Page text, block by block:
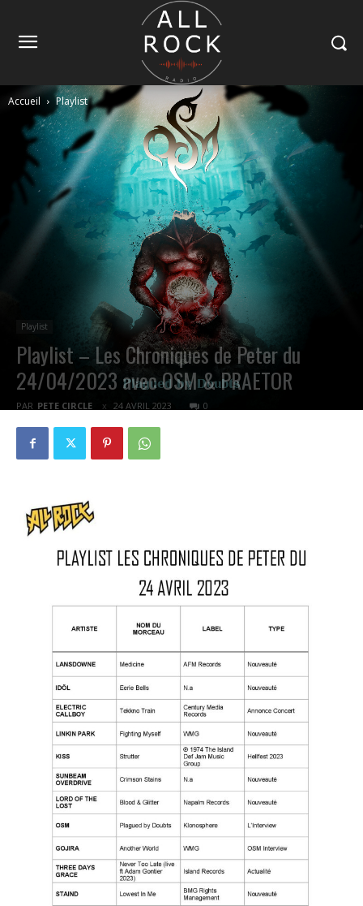
Accueil Playlist
Playlist
Playlist – Les Chroniques de Peter du
24/04/2023 avec OSM & PRAETOR
PAR PETE CIRCLE 24 AVRIL 2023 0